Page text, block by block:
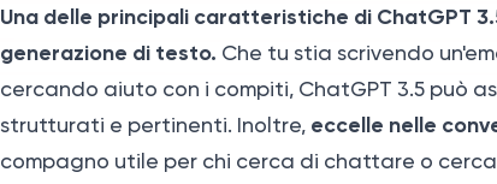
Una delle principali caratteristiche di ChatGPT
generazione di testo. Che tu stia scrivendo
cercando aiuto con i compiti, ChatGPT 3.5 può
strutturati e pertinenti. Inoltre, eccelle nelle
compagno utile per chi cerca di chattare o